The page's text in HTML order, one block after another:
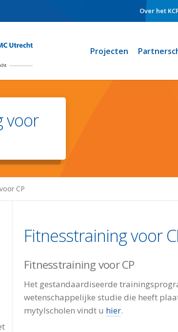
Over het
Projecten
voor
CP
Fitnesstraining voor
Fitnesstraining voor CP
Het gestandaardiseerde
wetenschappelijke studie die heeft
mytylscholen vindt u hier.